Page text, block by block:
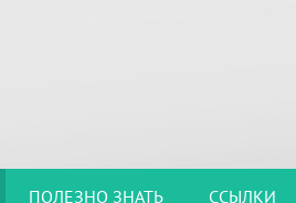
ПОЛЕЗНО ЗНАТЬ ССЫЛКИ